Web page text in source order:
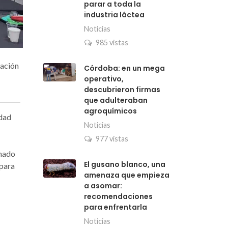
parar a toda la
industria láctea
Noticias
985 vistas
Córdoba: en un mega
operativo,
descubrieron firmas
que adulteraban
agroquímicos
Noticias
977 vistas
El gusano blanco, una
amenaza que empieza
a asomar:
recomendaciones
para enfrentarla
Noticias